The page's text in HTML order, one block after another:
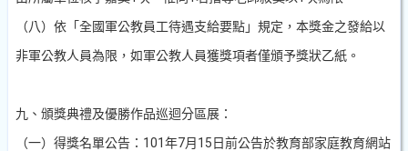
（八）依「全國軍公教員工待遇支給要點」規定，本獎金之發給以
非軍公教人員為限，如軍公教人員獲獎項者僅頒予獎狀乙紙。
九、頒獎典禮及優勝作品巡迴分區展：
（一）得獎名單公告： 101年7月 15 日前公告於教育部家庭教育網站